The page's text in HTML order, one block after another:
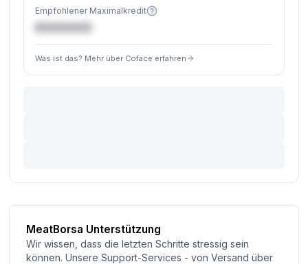
Empfohlener Maximalkredit
€XXXXXX
Was ist das? Mehr über Coface erfahren
MeatBorsa Unterstützung
Wir wissen, dass die letzten Schritte stressig sein
können. Unsere Support-Services - von Versand über